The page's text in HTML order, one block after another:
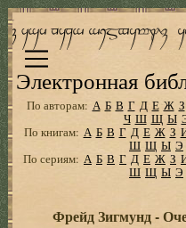
Электронная
По авторам: А Б В Г Д Е Ж З
Ч Ш Щ Ы
По книгам: А Б В Г Д Е Ж З
Ш Щ Ы Э
По сериям: А Б В Г Д Е Ж З
Ш Щ Ы Э
Фрейд Зигмунд -